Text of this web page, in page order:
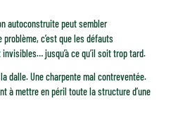
autoconstruite peut sembler
c’est que les défauts
jusqu’à ce qu’il soit trop tard.
dalle. Une charpente mal contreventée.
à mettre en péril toute la structure d’une